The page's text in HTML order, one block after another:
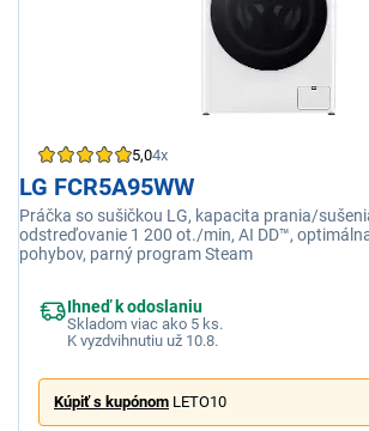
5,04x
LG FCR5A95WW
Práčka so sušičkou LG, kapacita prania/
odstreďovanie 1 200 ot./min, AI DD™,
pohybov, parný program Steam
Ihneď k odoslaniu
Skladom viac ako 5 ks.
K vyzdvihnutiu už 10.8.
Kúpiť s kupónom LETO10